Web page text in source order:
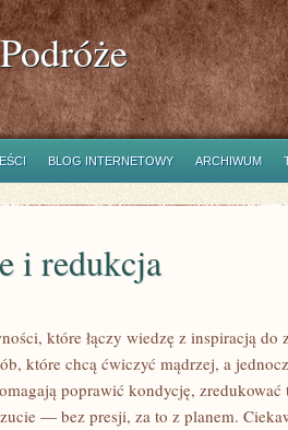
BLOG INTERNETOWY ARCHIWUM
i redukcja
które łączy wiedzę z inspiracją
które chcą ćwiczyć mądrzej, a
poprawić kondycję, zredukować
— bez presji, za to z planem.